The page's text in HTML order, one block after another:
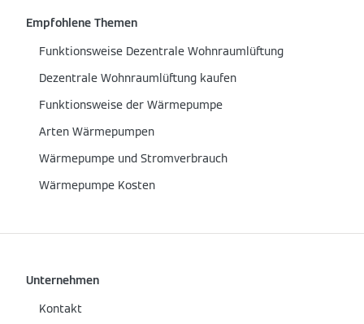
Empfohlene Themen
Funktionsweise Dezentrale Wohnraumlüftung
Dezentrale Wohnraumlüftung kaufen
Funktionsweise der Wärmepumpe
Arten Wärmepumpen
Wärmepumpe und Stromverbrauch
Wärmepumpe Kosten
Unternehmen
Kontakt